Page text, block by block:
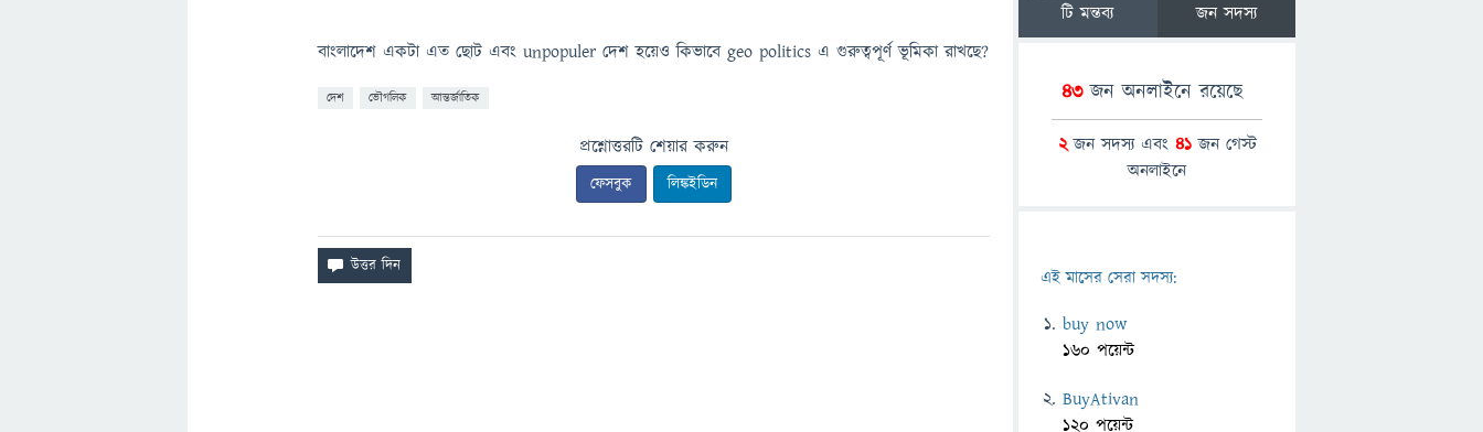
বাংলাদেশ একটা এত ছোট এবং unpopuler দেশ হয়েও কিভাবে geo politics এ গুরুত্বপূর্ণ ভূমিকা রাখছে?
দেশ ভৌগলিক আন্তর্জাতিক
প্রশ্নোত্তরটি শেয়ার করুন
ফেসবুক লিঙ্কইডিন
টি মন্তব্য জন সদস্য
43জন অনলাইনে রয়েছে
2জন সদস্য এবং 41জন গেস্ট
অনলাইনে
এই মাসের সেরা সদস্য:
buy now
160 পয়েন্ট
BuyAtivan
120 পয়েন্ট